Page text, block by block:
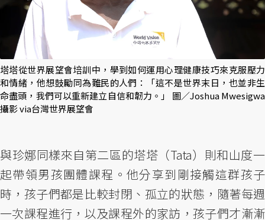
塔塔從世界展望會培訓中，學到如何運用心理健康技巧來克服壓力
和情緒，他想鼓勵同為難民的人們：「這不是世界末日，也並非生
命盡頭，我們可以重新建立自信和韌力。」 圖／Joshua Mwesigwa
攝影 via台灣世界展望會
與珍娜同樣來自第二區的塔塔（Tata）則和山度一
起帶領男孩團體課程。他分享到剛接觸這群孩子
時，孩子們都是比較封閉、孤立的狀態，隨著每週
一次課程進行，以及課程外的家訪，孩子們才漸漸